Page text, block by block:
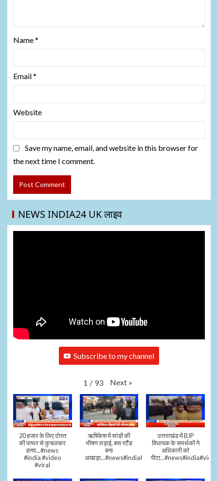
Name*
Email*
Website
Save my name, email, and website in this browser for
the next time I comment.
NEWS INDIA24 UK लाइव
Subscribe to my channel
1 / 93 Next »
20 हजार के लिए दोस्त
की पत्थर से कुचलकर
हत्या...#news
#india #video
#viral
ऋषिकेश में सांडों की
भीषण लड़ाई, बस स्टैंड
बना
अखाड़ा...#news#india#video#viral
उत्तराखंड में BJP
विधायक के समर्थकों ने
अधिकारी को